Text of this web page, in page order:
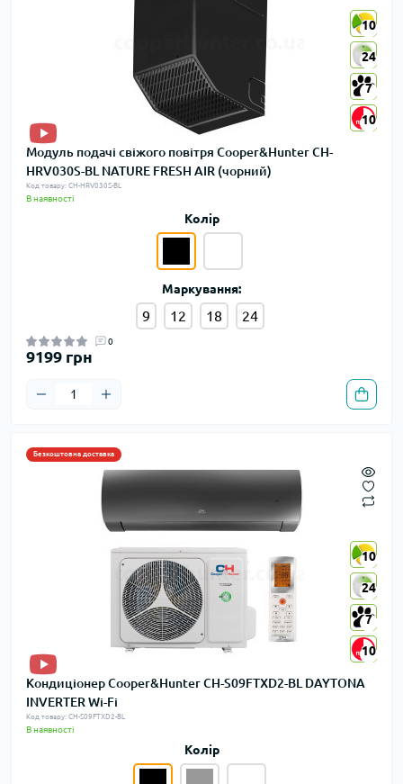
10
24
7
10
10
24
7
10
Модуль подачі свіжого повітря Cooper&Hunter CH-
HRV030S-BL NATURE FRESH AIR (чорний)
Код товару: CH-HRV030S-BL
В наявності
Колір
Маркування:
9 12 18 24
0
9199 грн
Безкоштовна доставка
10
24
7
10
10
24
7
10
Кондиціонер Cooper&Hunter CH-S09FTXD2-BL DAYTONA
INVERTER Wi-Fi
Код товару: CH-S09FTXD2-BL
В наявності
Колір